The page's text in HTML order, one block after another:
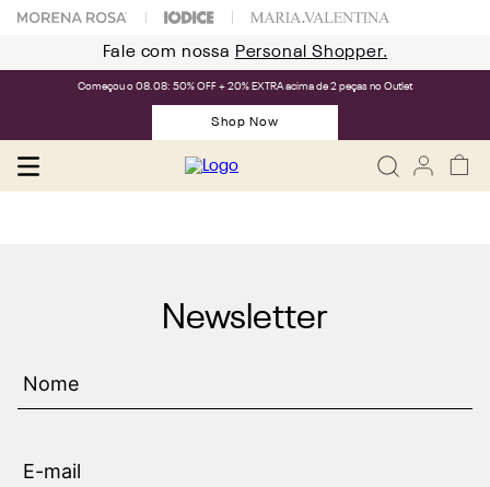
Fale com nossa Personal Shopper.
Começou o 08.08: 50% OFF + 20% EXTRA acima de 2 peças no Outlet
Shop Now
Newsletter